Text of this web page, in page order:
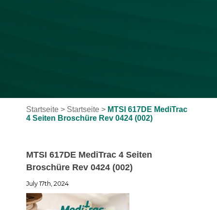
Startseite> Startseite> MTSI 617DE MediTrac
4 Seiten Broschüre Rev 0424 (002)
MTSI 617DE MediTrac 4 Seiten
Broschüre Rev 0424 (002)
July 17th, 2024